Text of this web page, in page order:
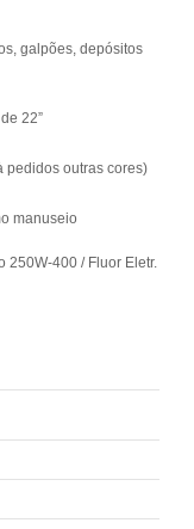
galpões, depósitos
22”
pedidos outras cores)
manuseio
250W-400 / Fluor Eletr.